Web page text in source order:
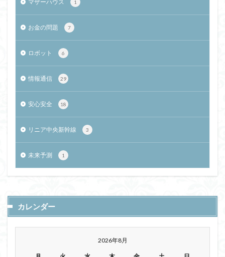
マザーハウス 1
お金の問題 7
ロボット 6
情報通信 29
安心安全 18
リニア中央新幹線 3
未来予測 1
カレンダー
2026年8月